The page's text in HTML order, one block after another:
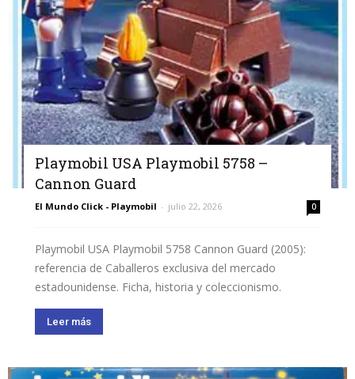
Playmobil USA Playmobil 5758 –
Cannon Guard
El Mundo Click - Playmobil - julio 22, 2026 0
Playmobil USA Playmobil 5758 Cannon Guard (2005):
referencia de Caballeros exclusiva del mercado
estadounidense. Ficha, historia y coleccionismo.
Leer más